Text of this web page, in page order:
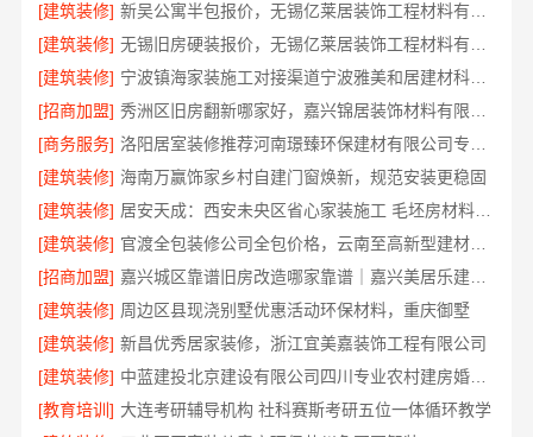
[建筑装修]
[建筑装修]
[建筑装修]
宁波镇海家装施工对接渠道宁波雅美和居建材科技有限公司
[招商加盟]
[商务服务]
[建筑装修] 海南万赢饰家乡村自建门窗焕新，规范安装更稳固
[建筑装修]
居安天成：西安未央区省心家装施工 毛坯房材料靠谱
[建筑装修]
官渡全包装修公司全包价格，云南至高新型建材有限公司
[招商加盟]
嘉兴城区靠谱旧房改造哪家靠谱｜嘉兴美居乐建材科技有限公司
[建筑装修] 周边区县现浇别墅优惠活动环保材料，重庆御墅
[建筑装修] 新昌优秀居家装修，浙江宜美嘉装饰工程有限公司
[建筑装修]
中蓝建投北京建设有限公司四川专业农村建房婚房布置
[教育培训] 大连考研辅导机构 社科赛斯考研五位一体循环教学